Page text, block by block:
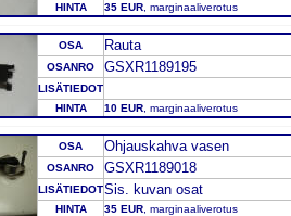
HINTA
35 EUR , marginaaliverotus
OSA Rauta
OSANRO GSXR1189195
LISÄTIEDOT
HINTA
10 EUR , marginaaliverotus
OSA Ohjauskahva vasen
OSANRO GSXR1189018
LISÄTIEDOTSis. kuvan osat
HINTA 35 EUR , marginaaliverotus